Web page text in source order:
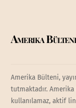
Amerika Bülteni
Amerika Bülteni,
tutmaktadır.
kullanılamaz, aktif